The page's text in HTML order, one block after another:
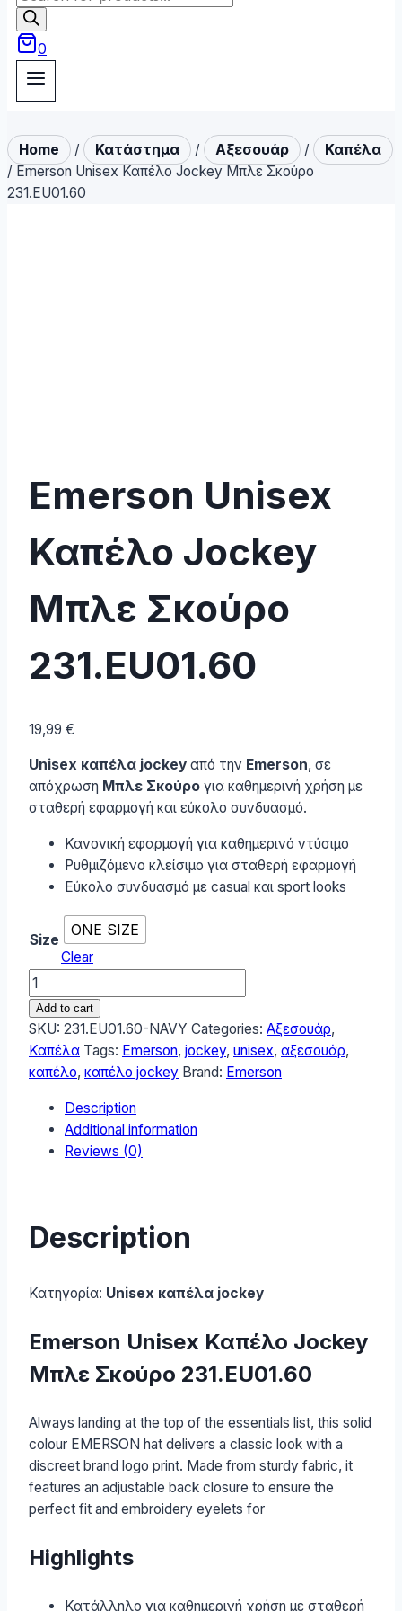
search
0
Home / Κατάστημα / Αξεσουάρ /
Καπέλα
/ Emerson Unisex Καπέλο Jockey Μπλε Σκούρο
231.EU01.60
Emerson Unisex
Καπέλο Jockey
Μπλε Σκούρο
231.EU01.60
19,99 €
Unisex καπέλα jockey από την Emerson, σε
απόχρωση Μπλε Σκούρο για καθημερινή χρήση με
σταθερή εφαρμογή και εύκολο συνδυασμό.
Κανονική εφαρμογή για καθημερινό ντύσιμο
Ρυθμιζόμενο κλείσιμο για σταθερή εφαρμογή
Εύκολο συνδυασμό με casual και sport looks
Size
ONE SIZE
Clear
Emerson
Unisex
Καπέλο
Jockey
Μπλε
231.EU01.60
quantity
Add to cart
SKU: 231.EU01.60-NAVY Categories: Αξεσουάρ,
Καπέλα Tags: Emerson, jockey, unisex, αξεσουάρ,
καπέλο, καπέλο jockey Brand: Emerson
Description
Additional information
Reviews (0)
Description
Κατηγορία: Unisex καπέλα jockey
Emerson Unisex Καπέλο Jockey
Μπλε Σκούρο 231.EU01.60
Always landing at the top of the essentials list, this solid
colour EMERSON hat delivers a classic look with a
discreet brand logo print. Made from sturdy fabric, it
features an adjustable back closure to ensure the
perfect fit and embroidery eyelets for
Highlights
Κατάλληλο για καθημερινή χρήση με σταθερή